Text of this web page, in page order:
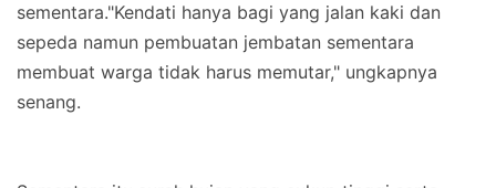
sementara."Kendati hanya bagi yang jalan kaki dan
sepeda namun pembuatan jembatan sementara
membuat warga tidak harus memutar," ungkapnya
senang.